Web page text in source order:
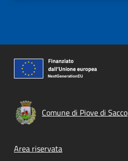
Comune di Piove di Sacco
Footer menu
Area riservata